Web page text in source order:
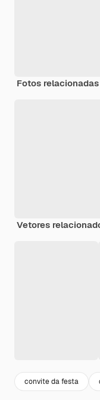
Fotos relacionadas
Vetores
convite da festa